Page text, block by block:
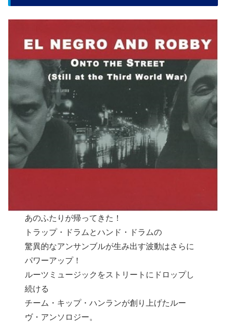
あのふたりが帰ってきた！
トラップ・ドラムとハンド・ドラムの
驚異的なアンサンブルが生み出す波動はさらに
パワーアップ！
ルーツミュージックをストリートにドロップし
続ける
チーム・キップ・ハンランが創り上げたルー
ヴ・アンソロジー。